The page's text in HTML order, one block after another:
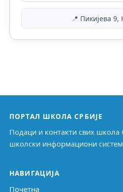
📍 Пикијева 9,
ПОРТАЛ ШКОЛА СРБИЈЕ
Подаци и контакти свих школа
школски информациони
НАВИГАЦИЈА
Почетна